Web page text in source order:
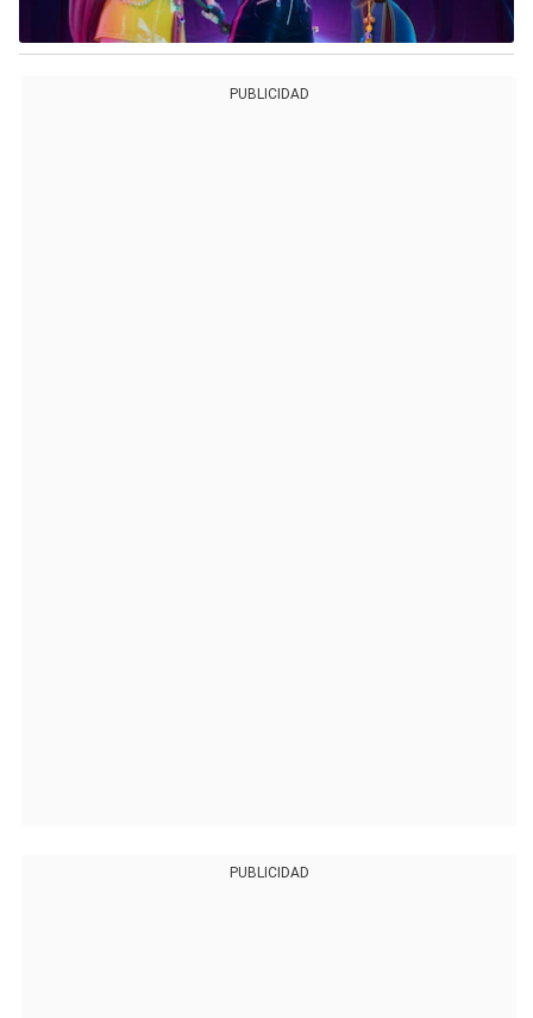
PUBLICIDAD
PUBLICIDAD